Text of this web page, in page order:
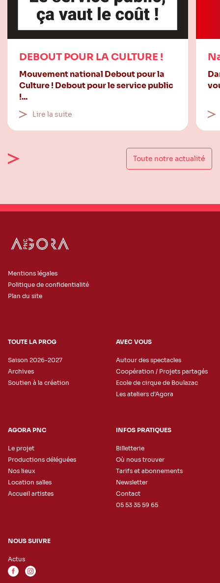
DEBOUT POUR LA CULTURE !
Mouvement national Debout pour la
Culture ! Debout pour le service public
!...
Lire la suite
Toute notre actualité
Mentions légales
Politique de confidentialité
Plan du site
TOUTE LA PROG
Saison 2026-2027
Archives
Soutien à la création
AVEC VOUS
Autour des spectacles
Coopération / Projets partagés
Ecole de cirque de Boulazac
Les ateliers d’Agora
AGORA PNC
Le projet
Productions déléguées
Nos lieux
Location salles
Accueil artistes
INFOS PRATIQUES
Billetterie
Où nous trouver
Tarifs et abonnements
Newsletter
Contact
05 53 35 59 65
NOUS SUIVRE
Actus